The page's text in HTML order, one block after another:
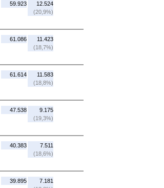
59.923
12.524
(20,9%)
61.086
11.423
(18,7%)
61.614
11.583
(18,8%)
47.538
9.175
(19,3%)
40.383
7.511
(18,6%)
39.895
7.181